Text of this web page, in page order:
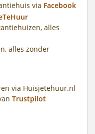
via Facebook
alles
alles zonder
via Huisjetehuur.nl
Trustpilot